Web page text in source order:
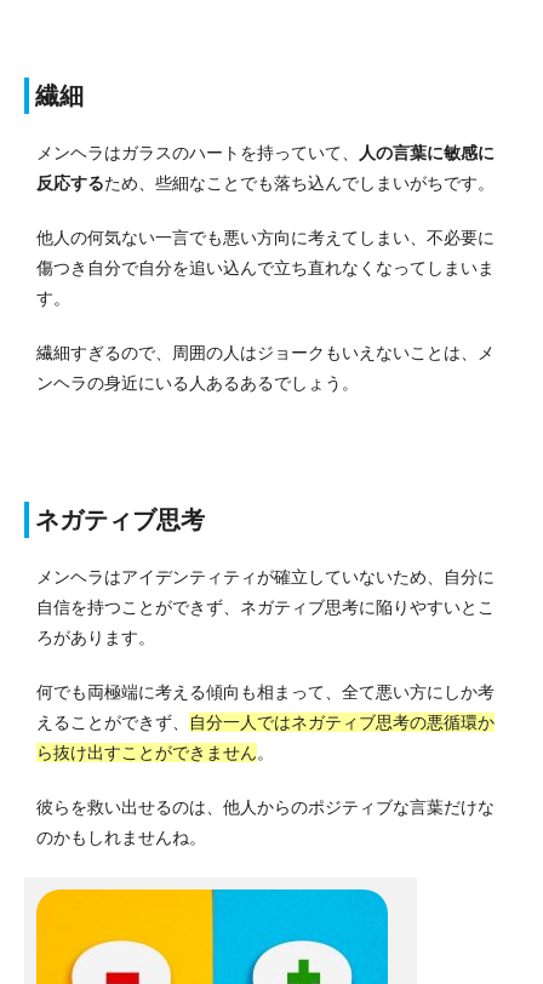
繊細
メンヘラはガラスのハートを持っていて、
人の言葉に敏感に
反応するため、些細なことでも落ち込んでしまいがちです。
他人の何気ない一言でも悪い方向に考えてしまい、不必要に
傷つき自分で自分を追い込んで立ち直れなくなってしまいま
す。
繊細すぎるので、周囲の人はジョークもいえないことは、メ
ンヘラの身近にいる人あるあるでしょう。
ネガティブ思考
メンヘラはアイデンティティが確立していないため、自分に
自信を持つことができず、ネガティブ思考に陥りやすいとこ
ろがあります。
何でも両極端に考える傾向も相まって、全て悪い方にしか考
えることができず、
自分一人ではネガティブ思考の悪循環か
ら抜け出すことができません。
彼らを救い出せるのは、他人からのポジティブな言葉だけな
のかもしれませんね。